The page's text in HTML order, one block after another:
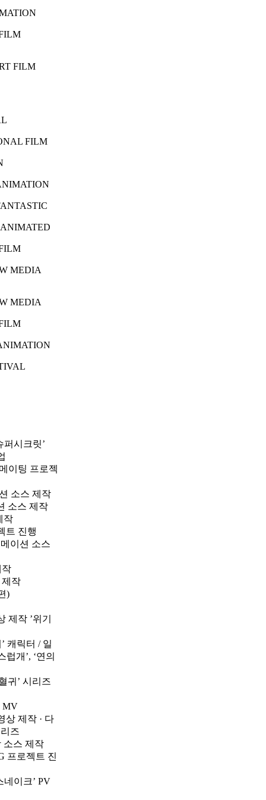
FILM
FILM
MEDIA
MEDIA
퍼시크릿’
이팅 프로젝
소스 제작
소스 제작
작
트 진행
이션 소스
작
제작
)
제작 ’위기
캐릭터 / 일
개’, ‘연의
귀’ 시리즈
MV
상 제작 · 다
즈
소스 제작
프로젝트 진
네이크’ PV